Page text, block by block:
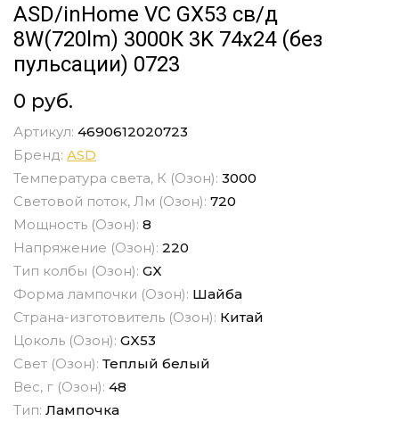
ASD/inHome VC GX53 св/д
8W(720lm) 3000К 3K 74x24 (без
пульсации) 0723
0 руб.
Артикул: 4690612020723
Бренд: ASD
Температура света, К (Озон): 3000
Световой поток, Лм (Озон): 720
Мощность (Озон): 8
Напряжение (Озон): 220
Тип колбы (Озон): GX
Форма лампочки (Озон): Шайба
Страна-изготовитель (Озон): Китай
Цоколь (Озон): GX53
Свет (Озон): Теплый белый
Вес, г (Озон): 48
Тип: Лампочка